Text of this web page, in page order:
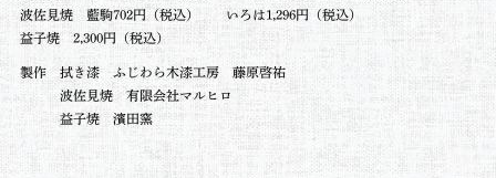
波佐見焼 藍駒702円（税込） いろは1,296円 （税込）
益子焼 2,300円 （税込）
製作 拭き漆 ふじわら木漆工房 藤原啓祐
波佐見焼 有限会社マルヒロ
益子焼 濱田窯